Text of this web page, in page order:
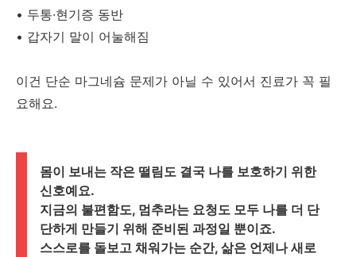
• 두통·현기증 동반
• 갑자기 말이 어눌해짐
이건 단순 마그네슘 문제가 아닐 수 있어서 진료가 꼭 필
요해요.
몸이 보내는 작은 떨림도 결국 나를 보호하기 위한
신호예요.
지금의 불편함도, 멈추라는 요청도 모두 나를 더 단
단하게 만들기 위해 준비된 과정일 뿐이죠.
스스로를 돌보고 채워가는 순간, 삶은 언제나 새로